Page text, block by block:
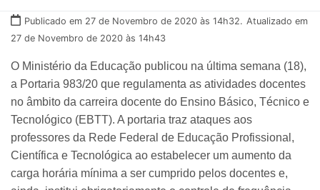
Publicado em 27 de Novembro de 2020 às 14h32. Atualizado em
27 de Novembro de 2020 às 14h43
O Ministério da Educação publicou na última semana (18),
a Portaria 983/20 que regulamenta as atividades docentes
no âmbito da carreira docente do Ensino Básico, Técnico e
Tecnológico (EBTT). A portaria traz ataques aos
professores da Rede Federal de Educação Profissional,
Científica e Tecnológica ao estabelecer um aumento da
carga horária mínima a ser cumprido pelos docentes e,